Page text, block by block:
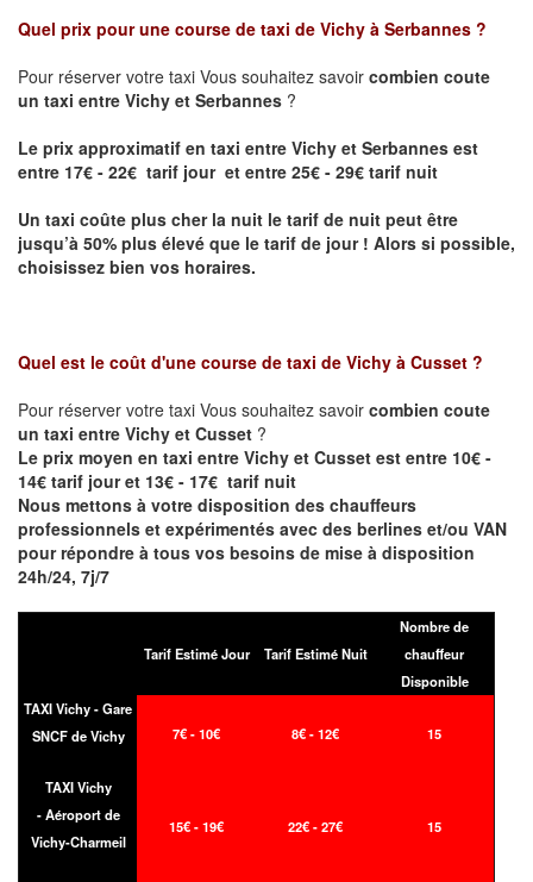
Quel prix pour une course de taxi de Vichy à Serbannes ?
Pour réserver votre taxi Vous souhaitez savoir combien coute
un taxi entre Vichy et Serbannes ?
Le prix approximatif en taxi entre Vichy et Serbannes est
entre 17€ - 22€ tarif jour et entre 25€ - 29€ tarif nuit
Un taxi coûte plus cher la nuit le tarif de nuit peut être
jusqu’à 50% plus élevé que le tarif de jour ! Alors si possible,
choisissez bien vos horaires.
Quel est le coût d'une course de taxi de Vichy à Cusset ?
Pour réserver votre taxi Vous souhaitez savoir combien coute
un taxi entre Vichy et Cusset ?
Le prix moyen en taxi entre Vichy et Cusset est entre 10€ -
14€ tarif jour et 13€ - 17€ tarif nuit
Nous mettons à votre disposition des chauffeurs
professionnels et expérimentés avec des berlines et/ou VAN
pour répondre à tous vos besoins de mise à disposition
24h/24, 7j/7
Tarif Estimé Jour Tarif Estimé Nuit
Nombre de
chauffeur
Disponible
TAXI Vichy - Gare
SNCF de Vichy
7€ - 10€ 8€ - 12€ 15
TAXI Vichy
- Aéroport de
Vichy-Charmeil
15€ - 19€ 22€ - 27€ 15